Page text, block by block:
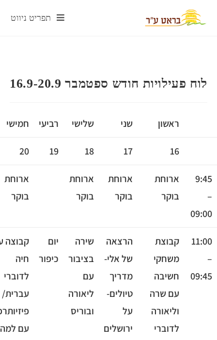
תפריט ניווט
פעילויות חודש ספטמבר 16.9-20.9
ראשון שלישי רביעי חמישי
ארוחת
בוקר
ארוחת
בוקר
ארוחת
בוקר
ארוחת
בוקר
קבוצת
משחקי
חשיבה
עם שרה
וליאורה
לדוברי
הרצאה
של אלי-
מדריך
טיולים-
ירושלים
שירה
בציבור
ליאורה
ובוריס
כיפור
קבוצה עם
חיה
לדוברי
עברית/
פיזיותרפיה
עם למה